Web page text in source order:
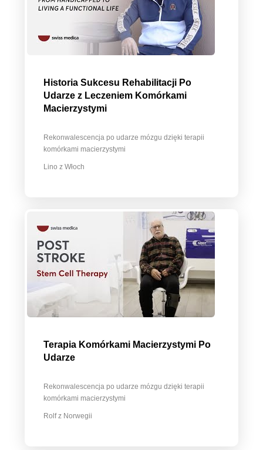
Historia Sukcesu Rehabilitacji Po
Udarze z Leczeniem Komórkami
Macierzystymi
Rekonwalescencja po udarze mózgu dzięki terapii
komórkami macierzystymi
Lino z Włoch
Terapia Komórkami Macierzystymi Po
Udarze
Rekonwalescencja po udarze mózgu dzięki terapii
komórkami macierzystymi
Rolf z Norwegii